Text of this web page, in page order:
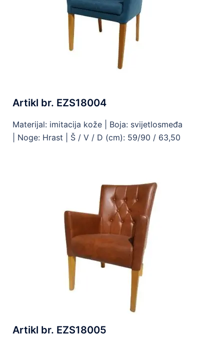
Artikl br. EZS18004
Materijal: imitacija kože | Boja: svijetlosmeđa
Noge: Hrast | Š / V / D (cm): 59/90 / 63,50
Artikl br. EZS18005